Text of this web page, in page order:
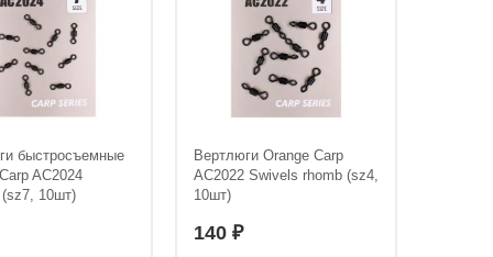
быстросъемные
AC2024
10шт)
Вертлюги Orange Carp
AC2022 Swivels rhomb (sz4,
10шт)
140 ₽